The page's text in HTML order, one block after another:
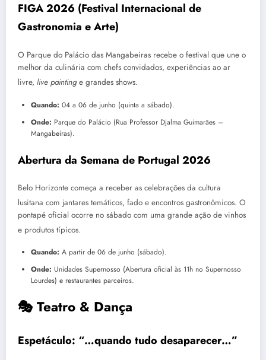
FIGA 2026 (Festival Internacional de
Gastronomia e Arte)
O Parque do Palácio das Mangabeiras recebe o festival que une o
melhor da culinária com chefs convidados, experiências ao ar
livre, live paintinge grandes shows.
Quando: 04 a 06 de junho (quinta a sábado).
Onde: Parque do Palácio (Rua Professor Djalma Guimarães –
Mangabeiras).
Abertura da Semana de Portugal 2026
Belo Horizonte começa a receber as celebrações da cultura
lusitana com jantares temáticos, fado e encontros gastronômicos. O
pontapé oficial ocorre no sábado com uma grande ação de vinhos
e produtos típicos.
Quando: A partir de 06 de junho (sábado).
Onde: Unidades Supernosso (Abertura oficial às 11h no Supernosso
Lourdes) e restaurantes parceiros.
🎭 Teatro & Dança
Espetáculo: “…quando tudo desaparecer…”